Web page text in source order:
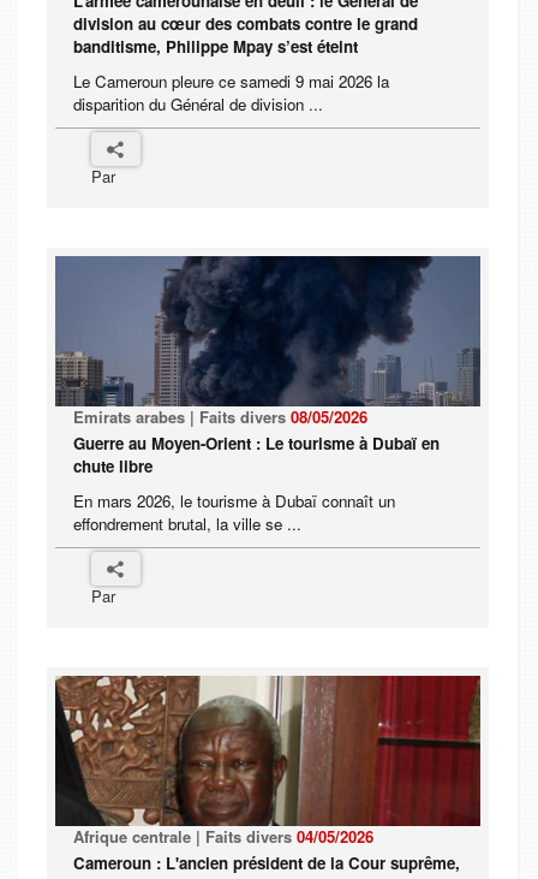
division au cœur des combats contre le grand
banditisme, Philippe Mpay s’est éteint
Le Cameroun pleure ce samedi 9 mai 2026 la
disparition du Général de division ...
Par
Emirats arabes | Faits divers 08/05/2026
Guerre au Moyen-Orient : Le tourisme à Dubaï en
chute libre
En mars 2026, le tourisme à Dubaï connaît un
effondrement brutal, la ville se ...
Par
Afrique centrale | Faits divers 04/05/2026
Cameroun : L'ancien président de la Cour suprême,